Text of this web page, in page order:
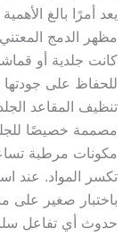
يعد أمرًا بالغ
مظهر الدمج
كانت جلدية أو
للحفاظ على جودتها
تنظيف المقاعد
مصممة خصيصًا
مكونات مرطبة
تكسر المواد. عند
باختبار صغير على
حدوث أي تفاعل